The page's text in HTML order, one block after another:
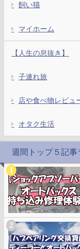
飼い猫
マイホーム
【人生の息抜き】
子連れ旅
店や食べ物レビュ
オタク生活
週間トップ５記事